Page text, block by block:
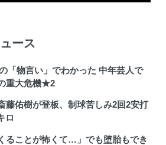
ース
「物言い」でわかった 中年芸人で
重大危機★2
藤佑樹が登板、制球苦しみ2回2安打
ロ
ることが怖くて…」でも堕胎もでき